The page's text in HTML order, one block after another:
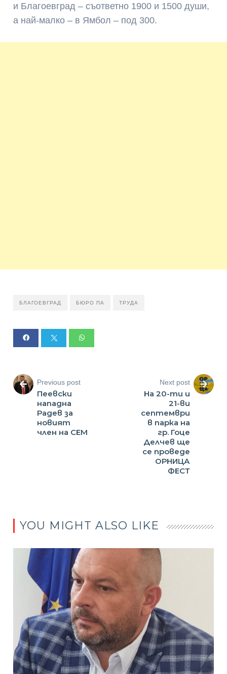
и Благоевград – съответно 1900 и 1500 души,
а най-малко – в Ямбол – под 300.
БЛАГОЕВГРАД БЮРО ПА ТРУДА
Previous post
Пеевски
нападна
Радев за
новият
член на СЕМ
Next post
На 20-ти и
21-ви
септември
в парка на
гр. Гоце
Делчев ще
се проведе
ОРНИЦА
ФЕСТ
YOU MIGHT ALSO LIKE